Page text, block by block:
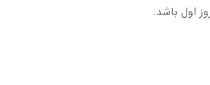
اول باشد.